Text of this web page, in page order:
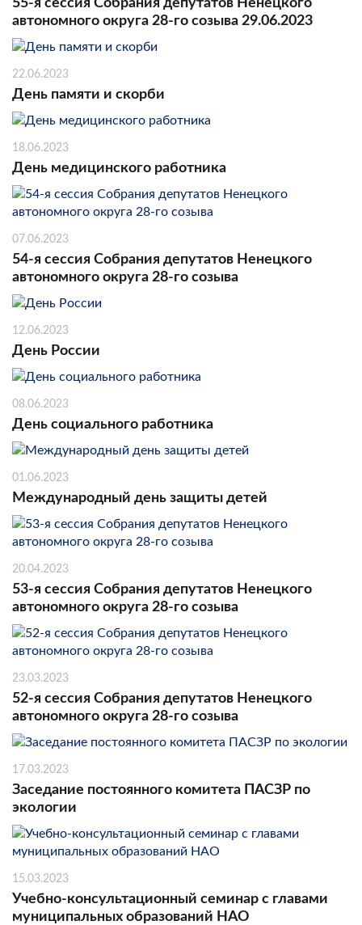
55-я сессия Собрания депутатов Ненецкого
автономного округа 28-го созыва 29.06.2023
22.06.2023
День памяти и скорби
18.06.2023
День медицинского работника
07.06.2023
54-я сессия Собрания депутатов Ненецкого
автономного округа 28-го созыва
12.06.2023
День России
08.06.2023
День социального работника
01.06.2023
Международный день защиты детей
20.04.2023
53-я сессия Собрания депутатов Ненецкого
автономного округа 28-го созыва
23.03.2023
52-я сессия Собрания депутатов Ненецкого
автономного округа 28-го созыва
17.03.2023
Заседание постоянного комитета ПАСЗР по
экологии
15.03.2023
Учебно-консультационный семинар с главами
муниципальных образований НАО